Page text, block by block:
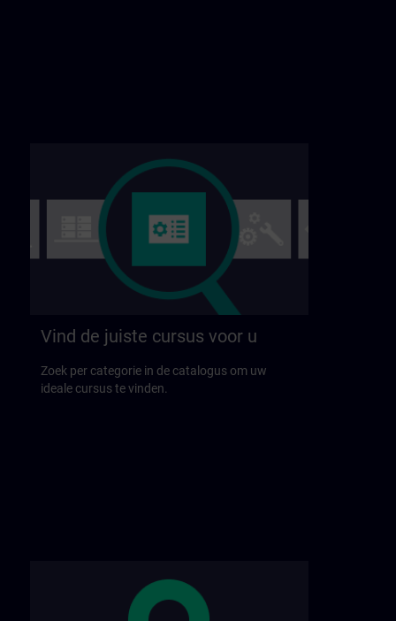
Vind de juiste cursus voor u
Zoek per categorie in de catalogus om uw
ideale cursus te vinden.